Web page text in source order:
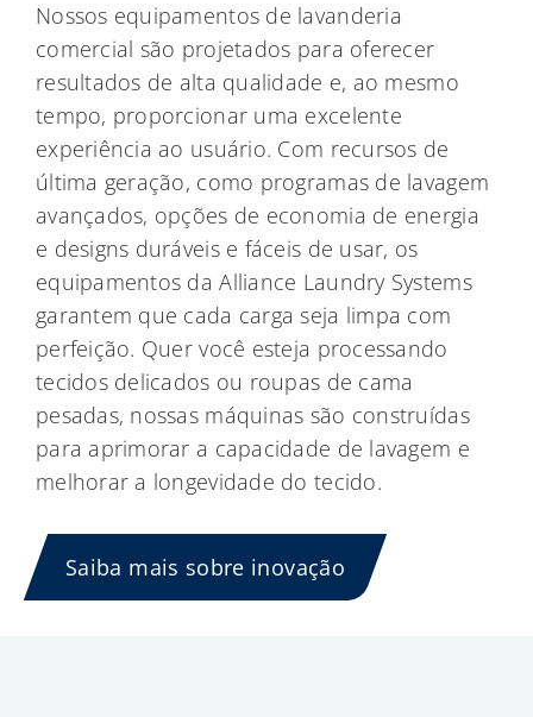
Nossos equipamentos de lavanderia
comercial são projetados para oferecer
resultados de alta qualidade e, ao mesmo
tempo, proporcionar uma excelente
experiência ao usuário. Com recursos de
última geração, como programas de lavagem
avançados, opções de economia de energia
e designs duráveis e fáceis de usar, os
equipamentos da Alliance Laundry Systems
garantem que cada carga seja limpa com
perfeição. Quer você esteja processando
tecidos delicados ou roupas de cama
pesadas, nossas máquinas são construídas
para aprimorar a capacidade de lavagem e
melhorar a longevidade do tecido.
Saiba mais sobre inovação